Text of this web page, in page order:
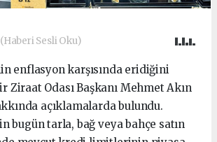
(Haberi Sesli Oku)
enflasyon karşısında eridiğini
Ziraat Odası Başkanı Mehmet Akın
açıklamalarda bulundu.
bugün tarla, bağ veya bahçe satın